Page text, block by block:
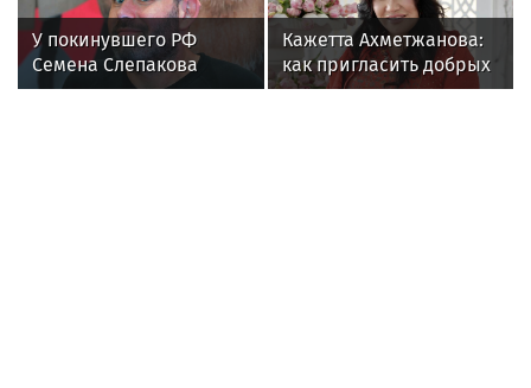
Композитор в новостях
Композитор Раймонд Паулс опроверг